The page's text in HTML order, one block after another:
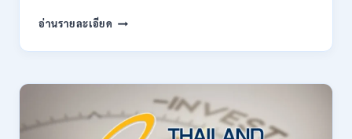
อ่านรายละเอียด สถาบัน
บิน
เปิด
สมัคร
บุคคล